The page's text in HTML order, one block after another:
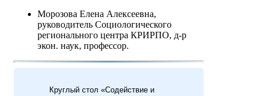
Морозова Елена Алексеевна,
руководитель Социологического
регионального центра КРИРПО, д-р
экон. наук, профессор.
Круглый стол «Содействие и